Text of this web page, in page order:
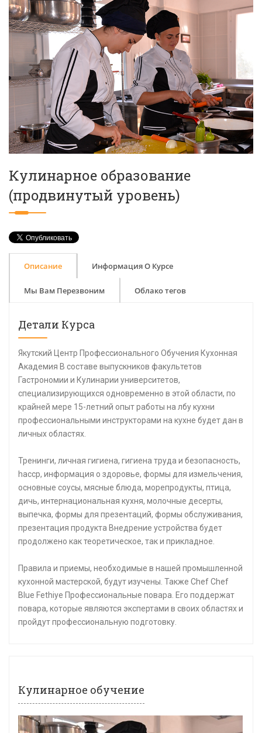
Кулинарное образование
(продвинутый уровень)
Описание Информация О Курсе
Мы Вам Перезвоним Облако тегов
Детали Курса
Якутский Центр Профессионального Обучения Кухонная
Академия В составе выпускников факультетов
Гастрономии и Кулинарии университетов,
специализирующихся одновременно в этой области, по
крайней мере 15-летний опыт работы на лбу кухни
профессиональными инструкторами на кухне будет дан в
личных областях.
Тренинги, личная гигиена, гигиена труда и безопасность,
haccp, информация о здоровье, формы для измельчения,
основные соусы, мясные блюда, морепродукты, птица,
дичь, интернациональная кухня, молочные десерты,
выпечка, формы для презентаций, формы обслуживания,
презентация продукта Внедрение устройства будет
продолжено как теоретическое, так и прикладное.
Правила и приемы, необходимые в нашей промышленной
кухонной мастерской, будут изучены. Также Chef Chef
Blue Fethiye Профессиональные повара. Его поддержат
повара, которые являются экспертами в своих областях и
пройдут профессиональную подготовку.
Кулинарное обучение